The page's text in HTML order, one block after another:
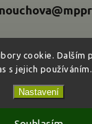
cookie. Dalším
s jejich
Nastavení
Zdravýkoš.cz.
Shoptet| Design